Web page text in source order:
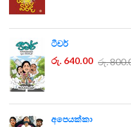
ටීචර්
රු. 640.00 රු.
අපෙයක්කා